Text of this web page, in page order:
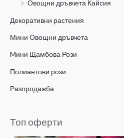
Овощни дръвчета Кайсия
Декоративни растения
Мини Овощни дръвчета
Mини Щамбова Рози
Полиантови рози
Разпродажба
Топ оферти